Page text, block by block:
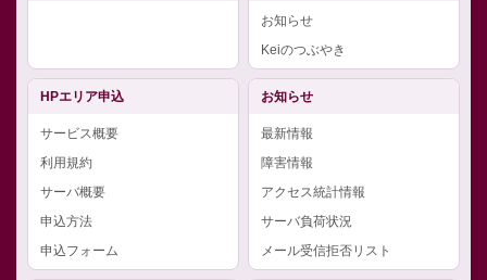
お知らせ
Keiのつぶやき
HPエリア申込
サービス概要
利用規約
サーバ概要
申込方法
申込フォーム
お知らせ
最新情報
障害情報
アクセス統計情報
サーバ負荷状況
メール受信拒否リスト